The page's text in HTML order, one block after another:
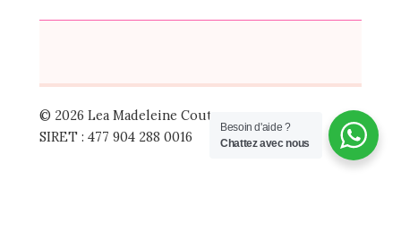
© 2026 Lea Madeleine Couture
SIRET : 477 904 288 0016
Besoin d'aide ?
Chattez avec nous